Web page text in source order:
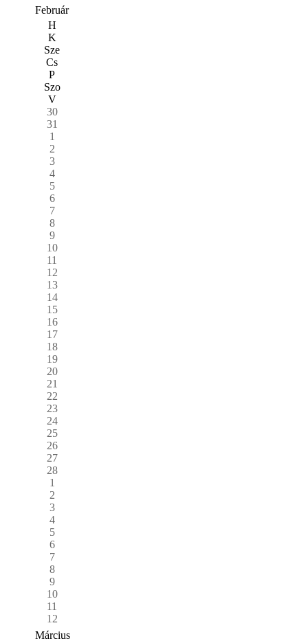
Február
H
K
Sze
Cs
P
Szo
V
30
31
1
2
3
4
5
6
7
8
9
10
11
12
13
14
15
16
17
18
19
20
21
22
23
24
25
26
27
28
1
2
3
4
5
6
7
8
9
10
11
12
Március